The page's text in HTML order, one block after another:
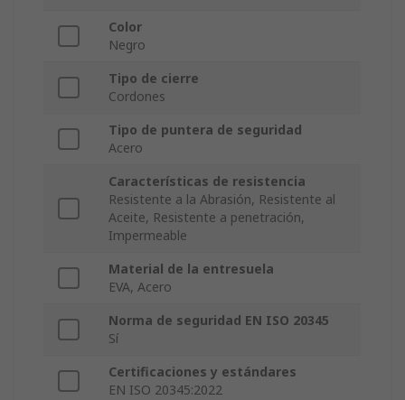
Color
Negro
Tipo de cierre
Cordones
Tipo de puntera de seguridad
Acero
Características de resistencia
Resistente a la Abrasión, Resistente al
Aceite, Resistente a penetración,
Impermeable
Material de la entresuela
EVA, Acero
Norma de seguridad EN ISO 20345
Sí
Certificaciones y estándares
EN ISO 20345:2022